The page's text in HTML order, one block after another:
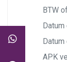
BTW
APK